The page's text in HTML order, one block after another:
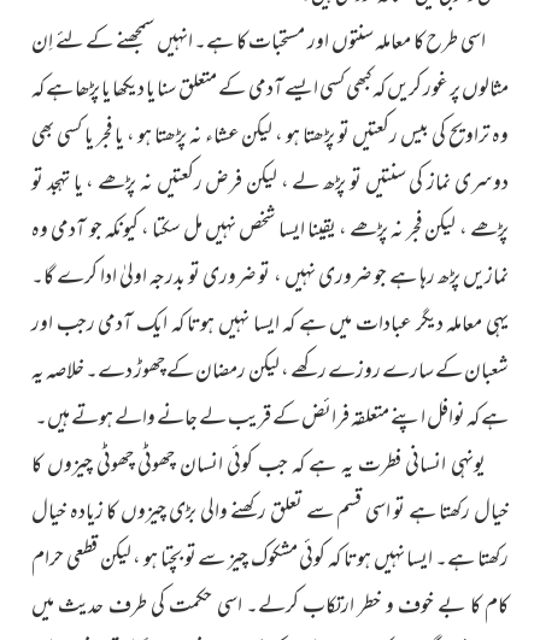
اسی طرح کا معاملہ سنتوں اور مستحبات کا ہے۔ انہیں سمجھنے کے لئے اِن
مثالوں پر غور کریں کہ کبھی کسی ایسے آدمی کے متعلق سنا یا دیکھا یا پڑھا ہے کہ
وہ تراویح کی بیس رکعتیں تو پڑھتا ہو ، لیکن عشاء نہ پڑھتا ہو ، یا فجر یا کسی بھی
دوسری نماز کی سنتیں تو پڑھ لے ، لیکن فرض رکعتیں نہ پڑھے ، یا تہجد تو
پڑھے ، لیکن فجر نہ پڑھے ، یقینا ایسا شخص نہیں مل سکتا ، کیونکہ جو آدمی وہ
نمازیں پڑھ رہا ہے جو ضروری نہیں ، تو ضروری تو بدرجہ اولیٰ ادا کرے گا۔
یہی معاملہ دیگر عبادات میں ہے کہ ایسا نہیں ہوتا کہ ایک آدمی رجب اور
شعبان کے سارے روزے رکھے ، لیکن رمضان کے چھوڑ دے۔ خلاصہ یہ
ہے کہ نوافل اپنے متعلقہ فرائض کے قریب لے جانے والے ہوتے ہیں۔
یونہی انسانی فطرت یہ ہے کہ جب کوئی انسان چھوٹی چھوٹی چیزوں کا
خیال رکھتا ہے تو اسی قسم سے تعلق رکھنے والی بڑی چیزوں کا زیادہ خیال
رکھتا ہے۔ ایسا نہیں ہوتا کہ کوئی مشکوک چیز سے تو بچتا ہو ، لیکن قطعی حرام
کام کا بے خوف و خطر ارتکاب کرلے۔ اسی حکمت کی طرف حدیث میں